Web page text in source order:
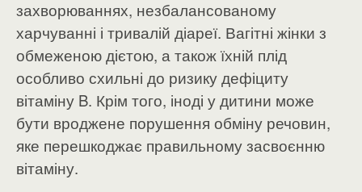
захворюваннях, незбалансованому
харчуванні і тривалій діареї. Вагітні жінки з
обмеженою дієтою, а також їхній плід
особливо схильні до ризику дефіциту
вітаміну B. Крім того, іноді у дитини може
бути вроджене порушення обміну речовин,
яке перешкоджає правильному засвоєнню
вітаміну.